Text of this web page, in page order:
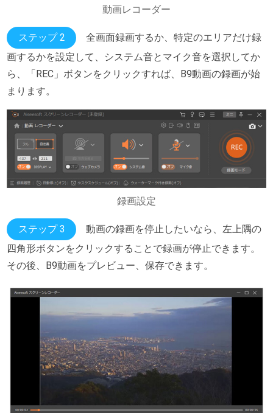
動画レコーダー
ステップ 2
全画面録画するか、特定のエリアだけ録
画するかを設定して、システム音とマイク音を選択してか
ら、「REC」ボタンをクリックすれば、B9動画の録画が始
まります。
録画設定
ステップ 3
動画の録画を停止したいなら、左上隅の
四角形ボタンをクリックすることで録画が停止できます。
その後、B9動画をプレビュー、保存できます。